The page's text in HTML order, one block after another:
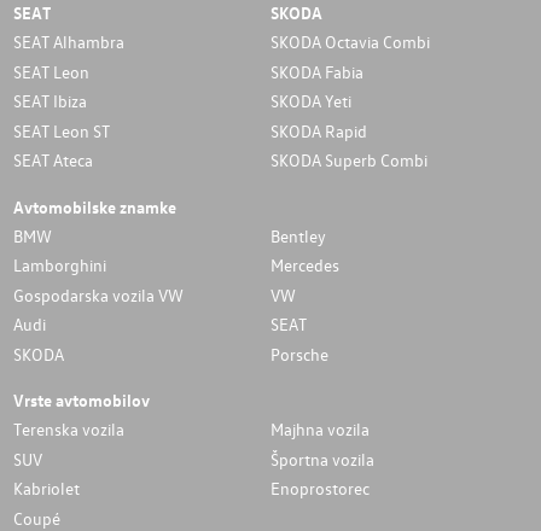
SEAT
SEAT Alhambra
SEAT Leon
SEAT Ibiza
SEAT Leon ST
SEAT Ateca
SKODA
SKODA Octavia Combi
SKODA Fabia
SKODA Yeti
SKODA Rapid
SKODA Superb Combi
Avtomobilske znamke
BMW
Bentley
Lamborghini
Mercedes
Gospodarska vozila VW
VW
Audi
SEAT
SKODA
Porsche
Vrste avtomobilov
Terenska vozila
Majhna vozila
SUV
Športna vozila
Kabriolet
Enoprostorec
Coupé